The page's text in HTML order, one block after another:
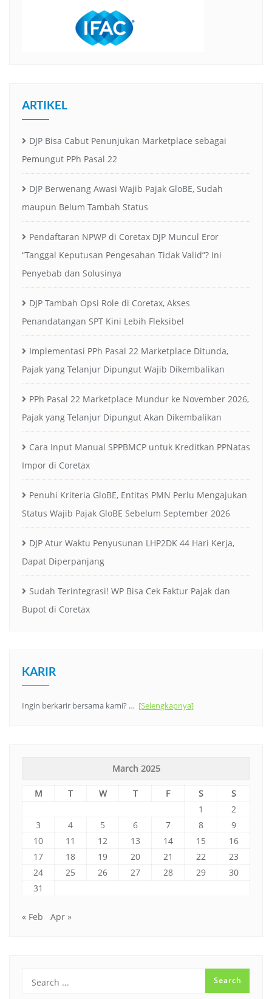
ARTIKEL
DJP Bisa Cabut Penunjukan Marketplace sebagai
Pemungut PPh Pasal 22
DJP Berwenang Awasi Wajib Pajak GloBE, Sudah
maupun Belum Tambah Status
Pendaftaran NPWP di Coretax DJP Muncul Eror
“Tanggal Keputusan Pengesahan Tidak Valid”? Ini
Penyebab dan Solusinya
DJP Tambah Opsi Role di Coretax, Akses
Penandatangan SPT Kini Lebih Fleksibel
Implementasi PPh Pasal 22 Marketplace Ditunda,
Pajak yang Telanjur Dipungut Wajib Dikembalikan
PPh Pasal 22 Marketplace Mundur ke November 2026,
Pajak yang Telanjur Dipungut Akan Dikembalikan
Cara Input Manual SPPBMCP untuk Kreditkan PPNatas
Impor di Coretax
Penuhi Kriteria GloBE, Entitas PMN Perlu Mengajukan
Status Wajib Pajak GloBE Sebelum September 2026
DJP Atur Waktu Penyusunan LHP2DK 44 Hari Kerja,
Dapat Diperpanjang
Sudah Terintegrasi! WP Bisa Cek Faktur Pajak dan
Bupot di Coretax
KARIR
Ingin berkarir bersama kami? … [Selengkapnya]
March 2025
M T W T F S
S
1
2
3
4 5 6 7 8
9
10
11 12 13 14 15
16
17
18 19 20 21 22
23
24
25 26 27 28 29
30
31
« Feb Apr »